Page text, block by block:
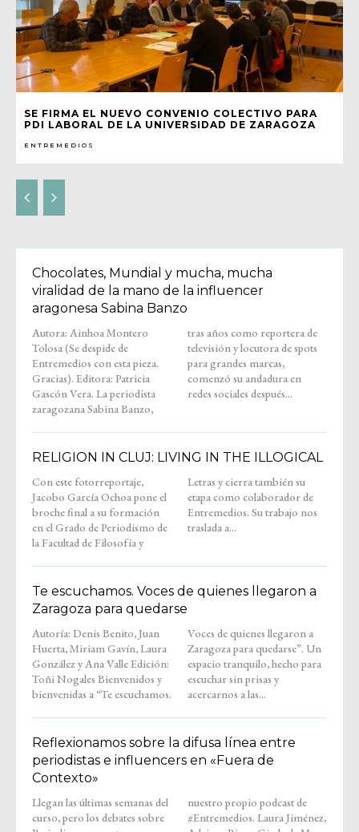
SE FIRMA EL NUEVO CONVENIO COLECTIVO PARA
PDI LABORAL DE LA UNIVERSIDAD DE ZARAGOZA
ENTREMEDIOS
Chocolates, Mundial y mucha, mucha
viralidad de la mano de la influencer
aragonesa Sabina Banzo
Autora: Ainhoa Montero
Tolosa (Se despide de
Entremedios con esta pieza.
Gracias). Editora: Patricia
Gascón Vera. La periodista
zaragozana Sabina Banzo,
tras años como reportera de
televisión y locutora de spots
para grandes marcas,
comenzó su andadura en
redes sociales después...
RELIGION IN CLUJ: LIVING IN THE ILLOGICAL
Con este fotorreportaje,
Jacobo García Ochoa pone el
broche final a su formación
en el Grado de Periodismo de
la Facultad de Filosofía y
Letras y cierra también su
etapa como colaborador de
Entremedios. Su trabajo nos
traslada a...
Te escuchamos. Voces de quienes llegaron a
Zaragoza para quedarse
Autoría: Denis Benito, Juan
Huerta, Miriam Gavín, Laura
González y Ana Valle Edición:
Toñi Nogales Bienvenidos y
bienvenidas a “Te escuchamos.
Voces de quienes llegaron a
Zaragoza para quedarse”. Un
espacio tranquilo, hecho para
escuchar sin prisas y
acercarnos a las...
Reflexionamos sobre la difusa línea entre
periodistas e influencers en «Fuera de
Contexto»
Llegan las últimas semanas del
curso, pero los debates sobre
nuestro propio podcast de
#Entremedios. Laura Jiménez,